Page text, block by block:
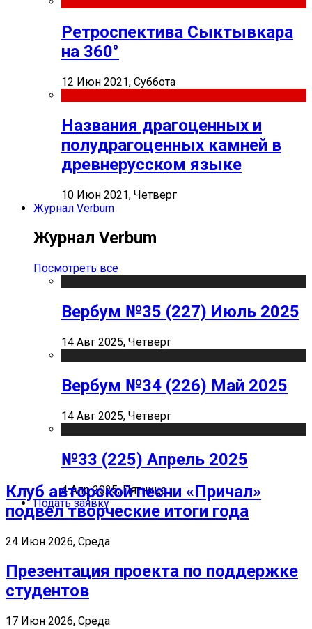
Ретроспектива Сыктывкара
на 360°
12 Июн 2021, Суббота
Названия драгоценных и
полудрагоценных камней в
древнерусском языке
10 Июн 2021, Четверг
Журнал Verbum
Журнал Verbum
Посмотреть все
Вербум №35 (227) Июль 2025
14 Авг 2025, Четверг
Вербум №34 (226) Май 2025
14 Авг 2025, Четверг
№33 (225) Апрель 2025
4 Апр 2025, Пятница
Подать заявку
Клуб авторской песни «Причал»
подвел творческие итоги года
24 Июн 2026, Среда
Презентация проекта по поддержке
студентов
17 Июн 2026, Среда